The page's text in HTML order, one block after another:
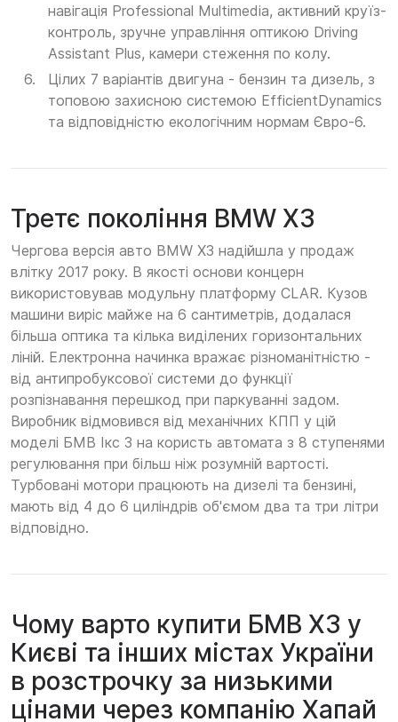
навігація Professional Multimedia, активний круїз-
контроль, зручне управління оптикою Driving
Assistant Plus, камери стеження по колу.
Цілих 7 варіантів двигуна - бензин та дизель, з
топовою захисною системою EfficientDynamics
та відповідністю екологічним нормам Євро-6.
Третє покоління BMW X3
Чергова версія авто BMW X3 надійшла у продаж
влітку 2017 року. В якості основи концерн
використовував модульну платформу CLAR. Кузов
машини виріс майже на 6 сантиметрів, додалася
більша оптика та кілька виділених горизонтальних
ліній. Електронна начинка вражає різноманітністю -
від антипробуксової системи до функції
розпізнавання перешкод при паркуванні задом.
Виробник відмовився від механічних КПП у цій
моделі БМВ Ікс 3 на користь автомата з 8 ступенями
регулювання при більш ніж розумній вартості.
Турбовані мотори працюють на дизелі та бензині,
мають від 4 до 6 циліндрів об'ємом два та три літри
відповідно.
Чому варто купити БМВ Х3 у
Києві та інших містах України
в розстрочку за низькими
цінами через компанію Хапай